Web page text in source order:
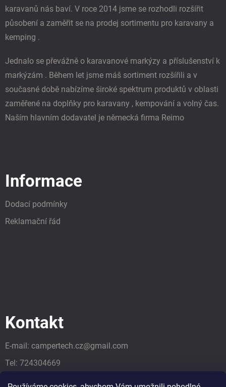
karavanů nás baví. V roce 2014 jsme se rozhodli rozšířit
působení a zaměřit se na prodej sortimentu pro karavany a
kemping .
Jednalo se převážně o karavanové markýzy a příslušenství k
markýzám . Během let jsme máš sortiment rozšířili a v
současné době nabízíme široké spektrum produktů v oblasti
zaměřené na doplňky pro karavany , kempování a volný čas.
Naším hlavním dodavatel je německá firma Reimo
Informace
Dodací podmínky
Reklamační řád
Kontakt
E-mail: campertech.cz@gmail.com
Tel: 724304669